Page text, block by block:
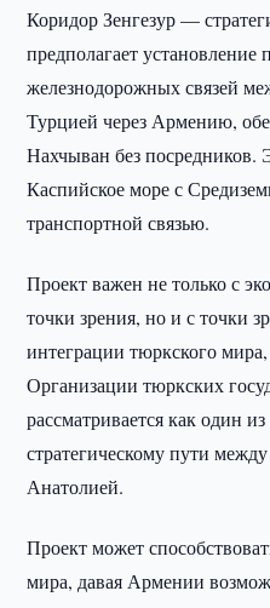
Коридор Зенгезур —
предполагает
железнодорожных связей
Турцией через Армению,
Нахчыван без посредников.
Каспийское море с
транспортной связью.
Проект важен не только с
точки зрения, но и с точки
интеграции тюркского
Организации тюркских
рассматривается как один
стратегическому пути
Анатолией.
Проект может
мира, давая Армении